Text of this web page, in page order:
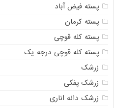
پسته فیض آباد
پسته کرمان
پسته کله قوچی
پسته کله قوچی درجه یک
زرشک
زرشک پفکی
زرشک دانه اناری